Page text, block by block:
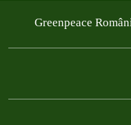
Greenpeace